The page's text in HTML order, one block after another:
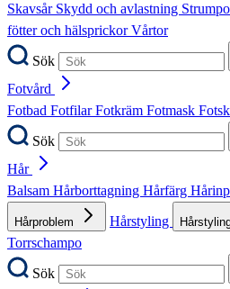
Skavsår Skydd och avlastning
fötter och hälsprickorVårtor
Sök
Fotvård
Fotbad FotfilarFotkräm Fotmask
Sök
Hår
Balsam Hårborttagning Hårfärg
Hårproblem Hårstyling
Torrschampo
Sök